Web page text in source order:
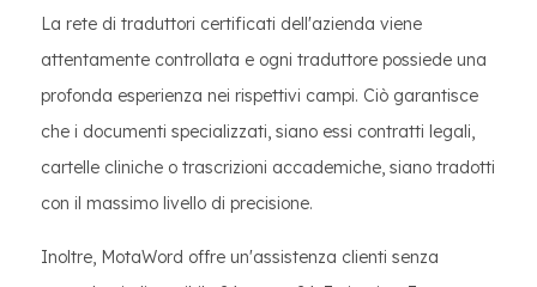
La rete di traduttori certificati dell'azienda viene
attentamente controllata e ogni traduttore possiede una
profonda esperienza nei rispettivi campi. Ciò garantisce
che i documenti specializzati, siano essi contratti legali,
cartelle cliniche o trascrizioni accademiche, siano tradotti
con il massimo livello di precisione.
Inoltre, MotaWord offre un'assistenza clienti senza